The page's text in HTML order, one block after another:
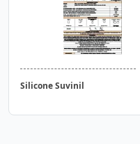
Silicone Suvinil